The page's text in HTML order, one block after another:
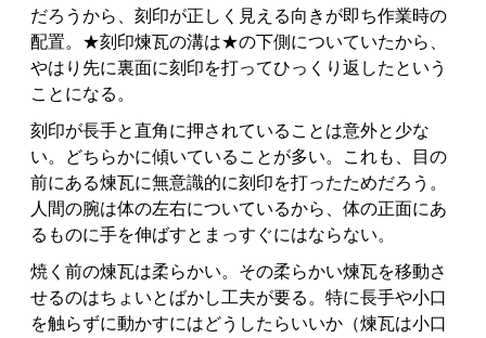
だろうから、刻印が正しく見える向きが即ち作業時の
配置。★刻印煉瓦の溝は★の下側についていたから、
やはり先に裏面に刻印を打ってひっくり返したという
ことになる。
刻印が長手と直角に押されていることは意外と少な
い。どちらかに傾いていることが多い。これも、目の
前にある煉瓦に無意識的に刻印を打ったためだろう。
人間の腕は体の左右についているから、体の正面にあ
るものに手を伸ばすとまっすぐにはならない。
焼く前の煉瓦は柔らかい。その柔らかい煉瓦を移動さ
せるのはちょいとばかし工夫が要る。特に長手や小口
を触らずに動かすにはどうしたらいいか（煉瓦は小口